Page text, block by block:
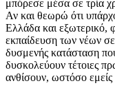
μπόρεσε μέσα σε τρία
Αν και θεωρώ ότι
Ελλάδα και εξωτερικό,
εκπαίδευση των νέων σε
δυσμενής κατάσταση
δυσκολεύουν τέτοιες
ανθίσουν, ωστόσο